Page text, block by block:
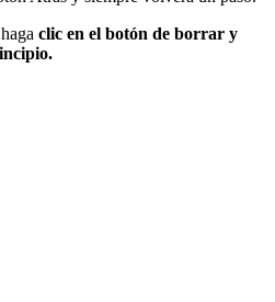
clic en el botón de borrar y